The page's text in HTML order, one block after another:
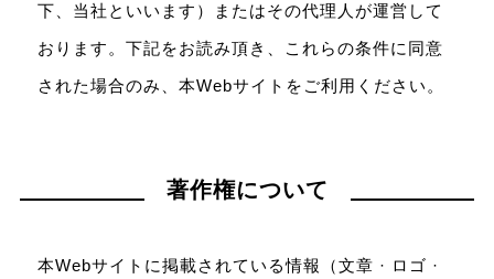
下、当社といいます）またはその代理人が運営して
おります。下記をお読み頂き、これらの条件に同意
された場合のみ、本Webサイトをご利用ください。
著作権について
本Webサイトに掲載されている情報（文章 · ロゴ ·